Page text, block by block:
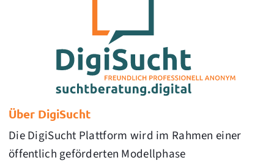
Über DigiSucht
Die DigiSucht Plattform wird im Rahmen einer
öffentlich geförderten Modellphase